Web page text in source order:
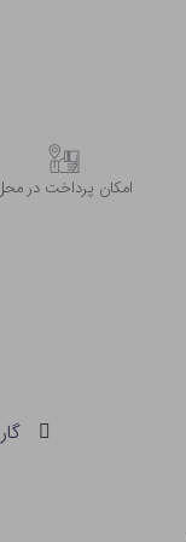
امکان پرداخت در